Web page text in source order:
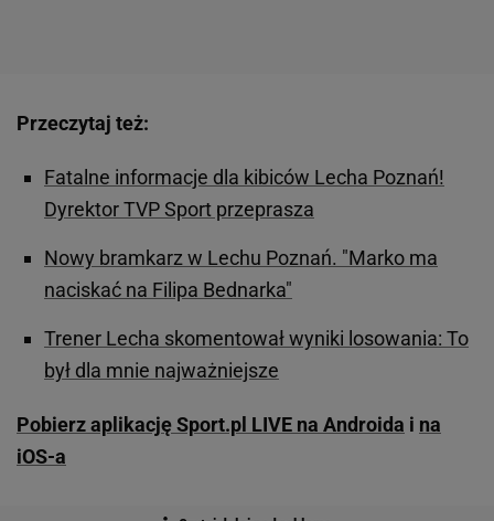
Przeczytaj też:
Fatalne informacje dla kibiców Lecha Poznań!
Dyrektor TVP Sport przeprasza
Nowy bramkarz w Lechu Poznań. "Marko ma
naciskać na Filipa Bednarka"
Trener Lecha skomentował wyniki losowania: To
był dla mnie najważniejsze
Pobierz aplikację Sport.pl LIVE na Androida i na
iOS-a